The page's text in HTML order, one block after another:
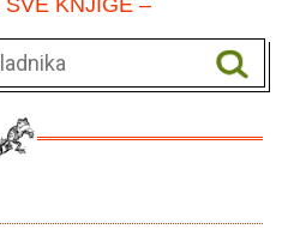
KNJIGE –